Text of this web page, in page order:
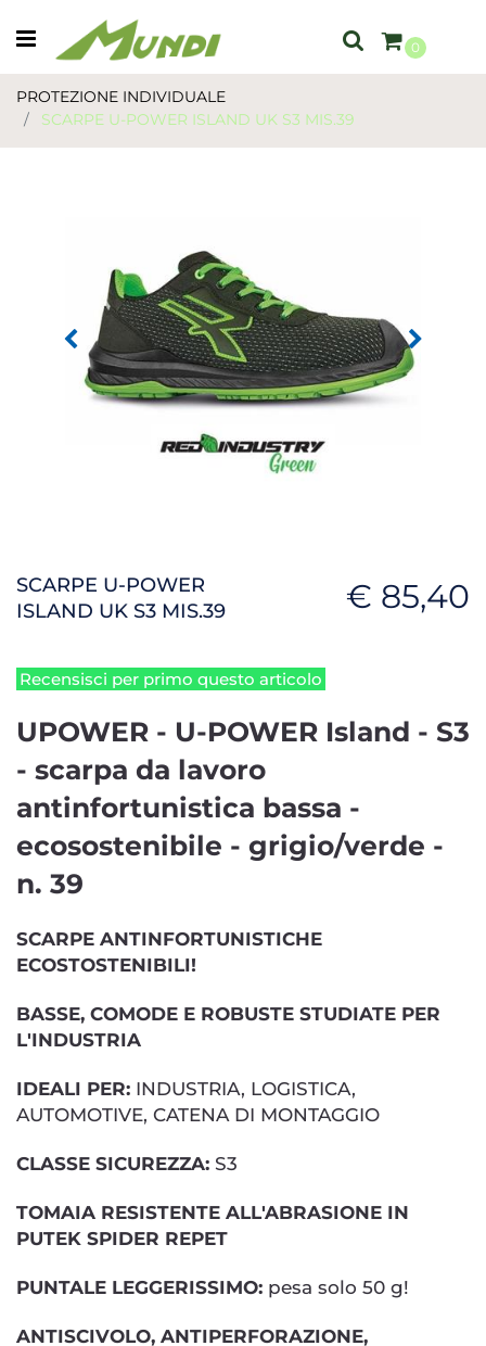
Open menu
0
PROTEZIONE INDIVIDUALE
SCARPE U-POWER ISLAND UK S3 MIS.39
SCARPE U-POWER
ISLAND UK S3 MIS.39
€ 85,40
Recensisci per primo questo articolo
UPOWER - U-POWER Island - S3
- scarpa da lavoro
antinfortunistica bassa -
ecosostenibile - grigio/verde -
n. 39
SCARPE ANTINFORTUNISTICHE
ECOSTOSTENIBILI!
BASSE, COMODE E ROBUSTE STUDIATE PER
L'INDUSTRIA
IDEALI PER: INDUSTRIA, LOGISTICA,
AUTOMOTIVE, CATENA DI MONTAGGIO
CLASSE SICUREZZA: S3
TOMAIA RESISTENTE ALL'ABRASIONE IN
PUTEK SPIDER REPET
PUNTALE LEGGERISSIMO: pesa solo 50 g!
ANTISCIVOLO, ANTIPERFORAZIONE,